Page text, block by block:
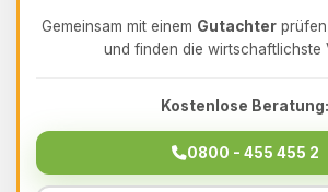
Gemeinsam mit einem Gutachter
und finden die wirtschaftlichste
Kostenlose Beratung:
0800 - 455 455 2